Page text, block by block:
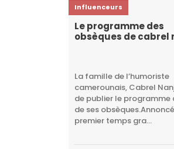
Influenceurs
Le programme des
obsèques de cabrel
La famille de l’humoriste
camerounais, Cabrel
de publier le programme
de ses
premier temps gra...